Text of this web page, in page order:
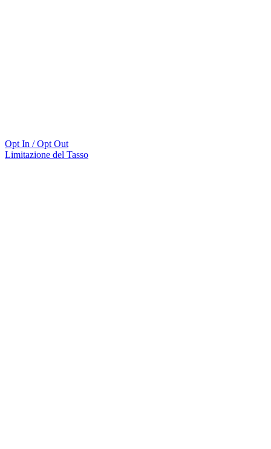
Opt In / Opt Out
Limitazione del Tasso